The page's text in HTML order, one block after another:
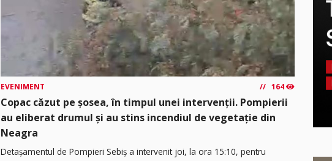
EVENIMENT 164
Copac căzut pe șosea, în timpul unei intervenții. Pompierii
au eliberat drumul și au stins incendiul de vegetație din
Neagra
Detașamentul de Pompieri Sebiș a intervenit joi, la ora 15:10, pentru